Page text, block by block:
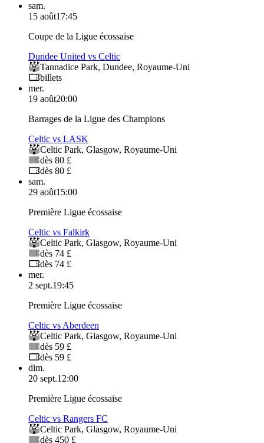
sam.
15 août17:45
Coupe de la Ligue écossaise
Dundee United vs Celtic
Tannadice Park, Dundee, Royaume-Uni
billets
mer.
19 août20:00
Barrages de la Ligue des Champions
Celtic vs LASK
Celtic Park, Glasgow, Royaume-Uni
dès 80 £
dès 80 £
sam.
29 août15:00
Première Ligue écossaise
Celtic vs Falkirk
Celtic Park, Glasgow, Royaume-Uni
dès 74 £
dès 74 £
mer.
2 sept.19:45
Première Ligue écossaise
Celtic vs Aberdeen
Celtic Park, Glasgow, Royaume-Uni
dès 59 £
dès 59 £
dim.
20 sept.12:00
Première Ligue écossaise
Celtic vs Rangers FC
Celtic Park, Glasgow, Royaume-Uni
dès 450 £